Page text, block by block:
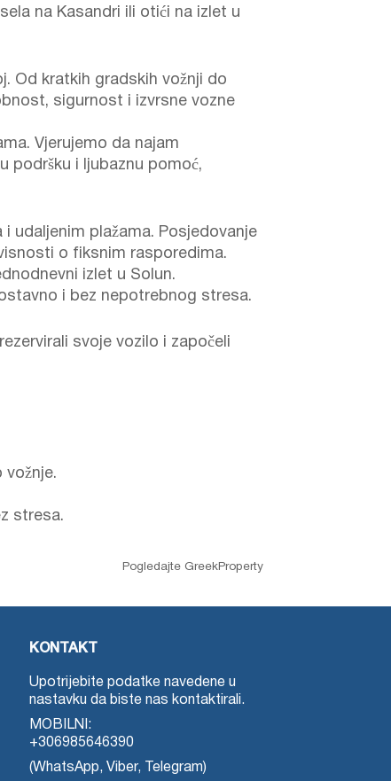
na Kasandri ili otići na izlet u
Od kratkih gradskih vožnji do
sigurnost i izvrsne vozne
Vjerujemo da najam
podršku i ljubaznu pomoć,
udaljenim plažama. Posjedovanje
o fiksnim rasporedima.
izlet u Solun.
i bez nepotrebnog stresa.
svoje vozilo i započeli
vožnje.
stresa.
Pogledajte GreekProperty
KONTAKT
Upotrijebite podatke navedene u
nastavku da biste nas kontaktirali.
MOBILNI:
+306985646390
(WhatsApp, Viber, Telegram)